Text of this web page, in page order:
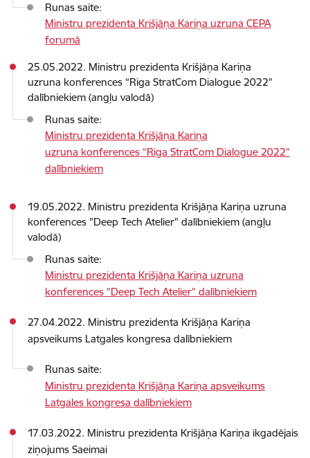
Runas saite:
Ministru prezidenta Krišjāņa Kariņa uzruna CEPA
forumā
25.05.2022. Ministru prezidenta Krišjāņa Kariņa
uzruna konferences “Riga StratCom Dialogue 2022”
dalībniekiem (angļu valodā)
Runas saite:
Ministru prezidenta Krišjāņa Kariņa
uzruna konferences “Riga StratCom Dialogue 2022”
dalībniekiem
19.05.2022. Ministru prezidenta Krišjāņa Kariņa uzruna
konferences "Deep Tech Atelier" dalībniekiem (angļu
valodā)
Runas saite:
Ministru prezidenta Krišjāņa Kariņa uzruna
konferences "Deep Tech Atelier" dalībniekiem
27.04.2022. Ministru prezidenta Krišjāņa Kariņa
apsveikums Latgales kongresa dalībniekiem
Runas saite:
Ministru prezidenta Krišjāņa Kariņa apsveikums
Latgales kongresa dalībniekiem
17.03.2022. Ministru prezidenta Krišjāņa Kariņa ikgadējais
ziņojums Saeimai